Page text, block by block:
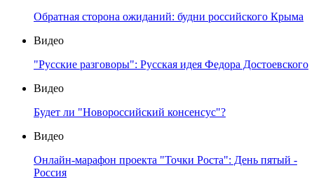
Обратная сторона ожиданий: будни российского Крыма
Видео
"Русские разговоры": Русская идея Федора Достоевского
Видео
Будет ли "Новороссийский консенсус"?
Видео
Онлайн-марафон проекта "Точки Роста": День пятый -
Россия